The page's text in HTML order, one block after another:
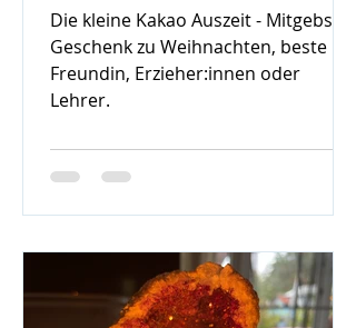
Die kleine Kakao Auszeit - Mitgebsel,
Geschenk zu Weihnachten, beste
Freundin, Erzieher:innen oder
Lehrer.